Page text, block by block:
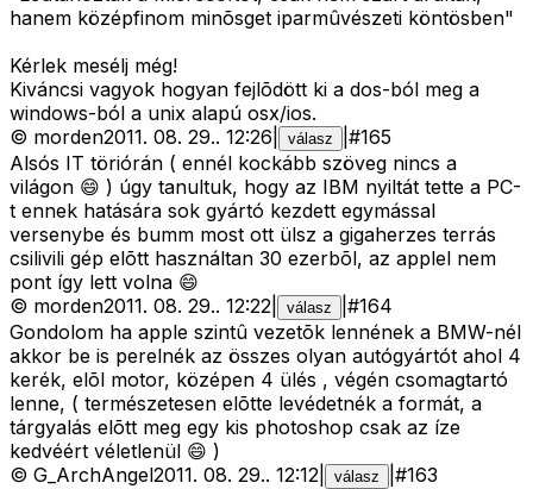
hanem középfinom minõsget iparmûvészeti köntösben"
Kérlek mesélj még!
Kiváncsi vagyok hogyan fejlõdött ki a dos-ból meg a
windows-ból a unix alapú osx/ios.
© morden2011. 08. 29.. 12:26 válasz #165
Alsós IT töriórán ( ennél kockább szöveg nincs a
világon 😄 ) úgy tanultuk, hogy az IBM nyiltát tette a PC-
t ennek hatására sok gyártó kezdett egymással
versenybe és bumm most ott ülsz a gigaherzes terrás
csilivili gép elõtt használtan 30 ezerbõl, az applel nem
pont így lett volna 😄
© morden2011. 08. 29.. 12:22 válasz #164
Gondolom ha apple szintû vezetõk lennének a BMW-nél
akkor be is perelnék az összes olyan autógyártót ahol 4
kerék, elõl motor, középen 4 ülés , végén csomagtartó
lenne, ( természetesen elõtte levédetnék a formát, a
tárgyalás elõtt meg egy kis photoshop csak az íze
kedvéért véletlenül 😄 )
© G_ArchAngel2011. 08. 29.. 12:12 válasz #163